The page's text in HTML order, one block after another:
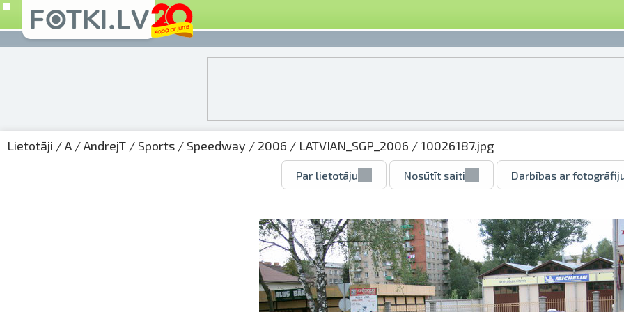
Lietotāji /A /AndrejT / Sports / Speedway / 2006 / LATVIAN_SGP_2006 / 10026187.jpg
Par lietotāju Nosūtīt saiti Darbības ar